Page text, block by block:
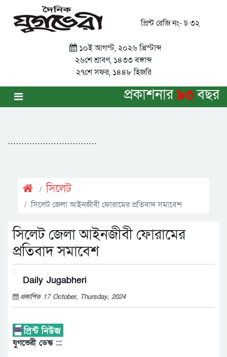
প্রিন্ট রেজি নং- চ ৩২
১০ই আগস্ট, ২০২৬ খ্রিস্টাব্দ
২৬শে শ্রাবণ, ১৪৩৩ বঙ্গাব্দ
২৭শে সফর, ১৪৪৮ হিজরি
প্রকাশনার৯৩বছর
……………………………
সিলেট
সিলেট জেলা আইনজীবী ফোরামের প্রতিবাদ সমাবেশ
সিলেট জেলা আইনজীবী ফোরামের
প্রতিবাদ সমাবেশ
Daily Jugabheri
প্রকাশিত 17 October, Thursday, 2024
যুগভেরী ডেস্ক :::